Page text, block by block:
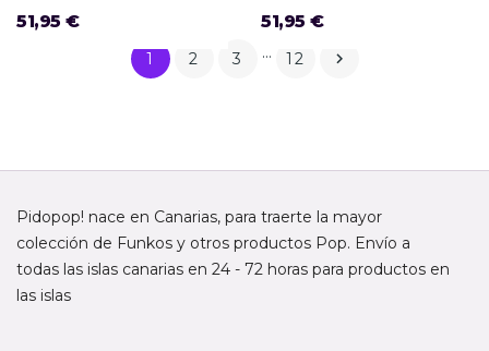
51,95 € 51,95 €
1 2 3 … 12 
Pidopop! nace en Canarias, para traerte la mayor
colección de Funkos y otros productos Pop. Envío a
todas las islas canarias en 24 - 72 horas para productos en
las islas